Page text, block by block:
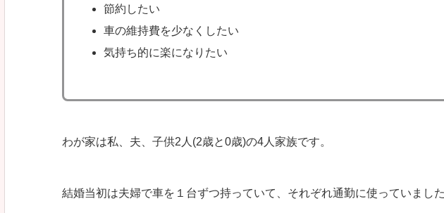
節約したい
車の維持費を少なくしたい
気持ち的に楽になりたい
わが家は私、夫、子供2人(2歳と0歳)の4人家族です。
結婚当初は夫婦で車を１台ずつ持っていて、それぞれ通勤に使っていました